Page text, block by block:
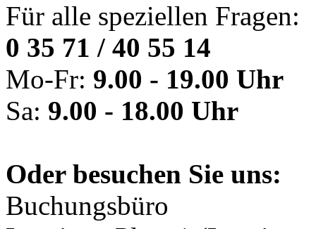
Für alle speziellen Fragen:
0 35 71 / 40 55 14
Mo-Fr: 9.00 - 19.00 Uhr
Sa: 9.00 - 18.00 Uhr
Oder besuchen Sie uns:
Buchungsbüro